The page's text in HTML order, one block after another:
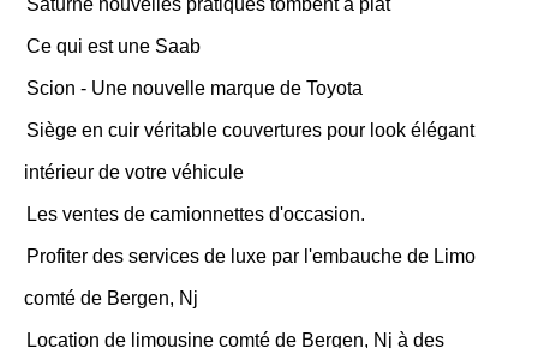
Saturne nouvelles pratiques tombent à plat
Ce qui est une Saab
Scion - Une nouvelle marque de Toyota
Siège en cuir véritable couvertures pour look élégant
intérieur de votre véhicule
Les ventes de camionnettes d'occasion.
Profiter des services de luxe par l'embauche de Limo
comté de Bergen, Nj
Location de limousine comté de Bergen, Nj à des